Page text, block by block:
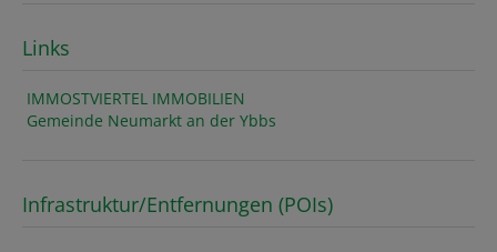
Links
IMMOSTVIERTEL IMMOBILIEN
Gemeinde Neumarkt an der Ybbs
Infrastruktur/Entfernungen (POIs)